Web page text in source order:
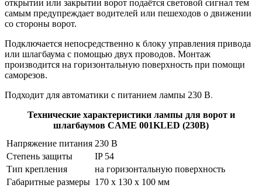
открытии или закрытии ворот подаётся световой сигнал тем
самым предупреждает водителей или пешеходов о движении
со стороны ворот.
Подключается непосредственно к блоку управления привода
или шлагбаума с помощью двух проводов. Монтаж
производится на горизонтальную поверхность при помощи
саморезов.
Подходит для автоматики с питанием лампы 230 В.
Технические характеристики лампы для ворот и
шлагбаумов CAME 001KLED (230В)
Напряжение питания 230 В
Степень защиты
IP 54
Тип крепления
на горизонтальную поверхность
Габаритные размеры 170 х 130 х 100 мм